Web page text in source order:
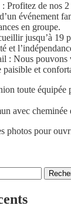
: Profitez de nos
événement
en groupe.
jusqu’à 19
et
: Nous
paisible et
toute équipée
avec cheminée
photos pour